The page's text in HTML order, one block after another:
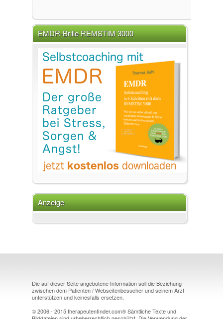
EMDR-Brille REMSTIM 3000
Anzeige
Die auf dieser Seite angebotene Information soll die Beziehung
zwischen dem Patienten / Webseitenbesucher und seinem Arzt
unterstützen und keinesfalls ersetzen.
© 2006 - 2015 therapeutenfinder.com® Sämtliche Texte und